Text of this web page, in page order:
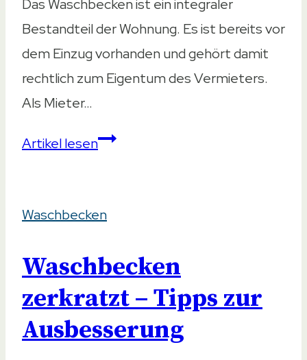
Das Waschbecken ist ein integraler
Bestandteil der Wohnung. Es ist bereits vor
dem Einzug vorhanden und gehört damit
rechtlich zum Eigentum des Vermieters.
Als Mieter…
Artikel lesenWaschbecken
zahlt?
Waschbecken
Waschbecken
zerkratzt – Tipps zur
Ausbesserung